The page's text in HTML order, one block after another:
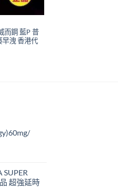
而鋼 藍P 普
早洩 香港代
SUPER
超強延時